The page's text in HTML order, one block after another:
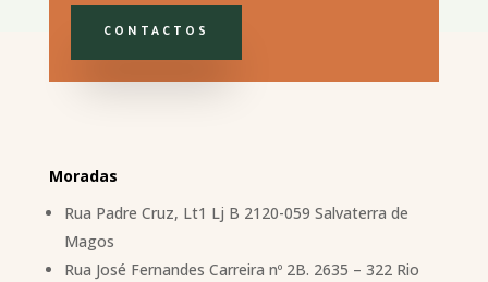
CONTACTOS
Moradas
Rua Padre Cruz, Lt1 Lj B 2120-059 Salvaterra de
Magos
Rua José Fernandes Carreira nº 2B. 2635 – 322 Rio